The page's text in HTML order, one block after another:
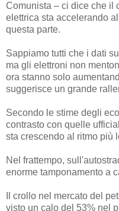
Comunista – ci dice che il
elettrica sta accelerando
questa parte.
Sappiamo tutti che i dati
ma gli elettroni non
ora stanno solo
suggerisce un grande
Secondo le stime degli
contrasto con quelle
sta crescendo al ritmo più
Nel frattempo,
enorme tamponamento a
Il crollo nel mercato del
visto un calo del 53% nel